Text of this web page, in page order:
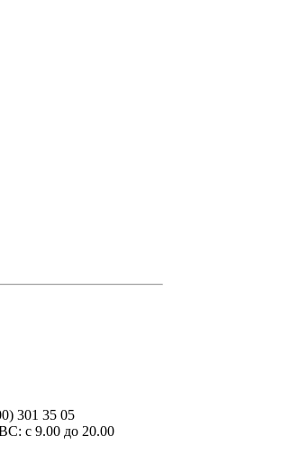
301 35 05
с 9.00 до 20.00